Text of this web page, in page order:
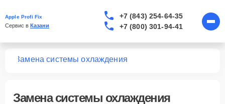
Apple Profi Fix
Сервис в Казани
+7 (843) 254-64-35
+7 (800) 301-94-41
Замена системы охлаждения
Замена системы охлаждения